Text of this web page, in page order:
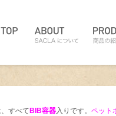
すべて BIB容器入りです。 ペット